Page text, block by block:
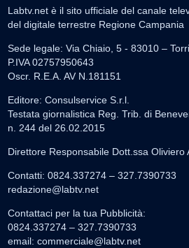
Labtv.net è il sito ufficiale del canale
del digitale terrestre Regione Campania
Sede legale: Via Chiaio, 5 - 83010 –
P.IVA 02757950643
Oscr. R.E.A. AV N.181151
Editore: Consulservice S.r.l.
Testata giornalistica Reg. Trib. di
n. 244 del 26.02.2015
Direttore Responsabile Dott.ssa Oliviero
Contatti: 0824.337274 – 327.7390733
redazione@labtv.net
Contattaci per la tua Pubblicità:
0824.337274 – 327.7390733
email: commerciale@labtv.net